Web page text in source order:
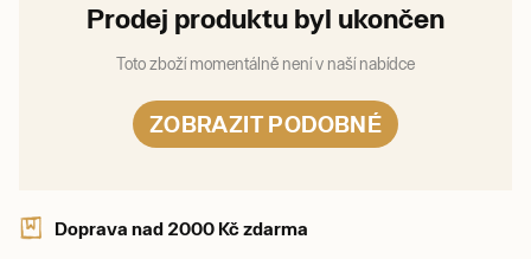
Prodej produktu byl ukončen
Toto zboží momentálně není v naší nabídce
ZOBRAZIT PODOBNÉ
Doprava nad 2000 Kč zdarma